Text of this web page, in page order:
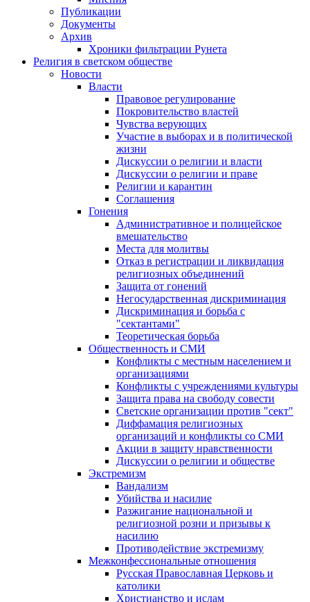
Публикации
Документы
Архив
Хроники фильтрации Рунета
Религия в светском обществе
Новости
Власти
Правовое регулирование
Покровительство властей
Чувства верующих
Участие в выборах и в политической
жизни
Дискуссии о религии и власти
Дискуссии о религии и праве
Религии и карантин
Соглашения
Гонения
Административное и полицейское
вмешательство
Места для молитвы
Отказ в регистрации и ликвидация
религиозных объединений
Защита от гонений
Негосударственная дискриминация
Дискриминация и борьба с
"сектантами"
Теоретическая борьба
Общественность и СМИ
Конфликты с местным населением и
организациями
Конфликты с учреждениями культуры
Защита права на свободу совести
Светские организации против "сект"
Диффамация религиозных
организаций и конфликты со СМИ
Акции в защиту нравственности
Дискуссии о религии и обществе
Экстремизм
Вандализм
Убийства и насилие
Разжигание национальной и
религиозной розни и призывы к
насилию
Противодействие экстремизму
Межконфессиональные отношения
Русская Православная Церковь и
католики
Христианство и ислам